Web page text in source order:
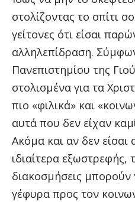
στολίζοντας το σπίτι
γείτονες ότι είσαι
αλληλεπίδραση.
Πανεπιστημίου της
στολισμένα για τα
πιο «φιλικά» και
αυτά που δεν είχαν
Ακόμα και αν δεν
ιδιαίτερα εξωστρεφής,
διακοσμήσεις
γέφυρα προς τον